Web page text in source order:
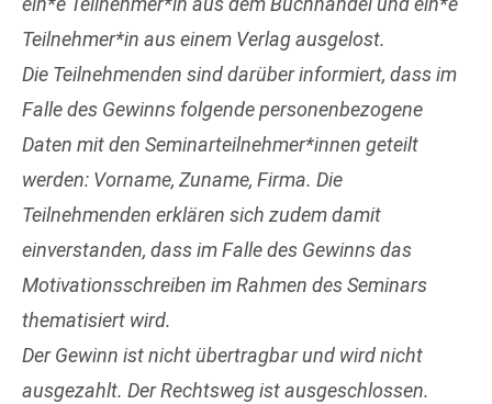
Teilnehmer*in aus einem Verlag ausgelost.
Die Teilnehmenden sind darüber informiert, dass im
Falle des Gewinns folgende personenbezogene
Daten mit den Seminarteilnehmer*innen geteilt
werden: Vorname, Zuname, Firma. Die
Teilnehmenden erklären sich zudem damit
einverstanden, dass im Falle des Gewinns das
Motivationsschreiben im Rahmen des Seminars
thematisiert wird.
Der Gewinn ist nicht übertragbar und wird nicht
ausgezahlt. Der Rechtsweg ist ausgeschlossen.